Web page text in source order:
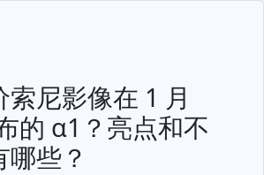
尼影像在 1 月
的 α1？亮点和不
哪些？